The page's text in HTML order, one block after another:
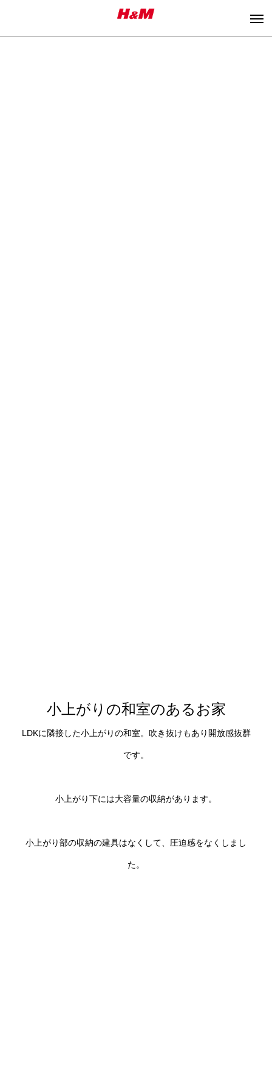
小上がりの和室のあるお家
LDKに隣接した小上がりの和室。吹き抜けもあり開放感抜群
です。
小上がり下には大容量の収納があります。
小上がり部の収納の建具はなくして、圧迫感をなくしまし
た。